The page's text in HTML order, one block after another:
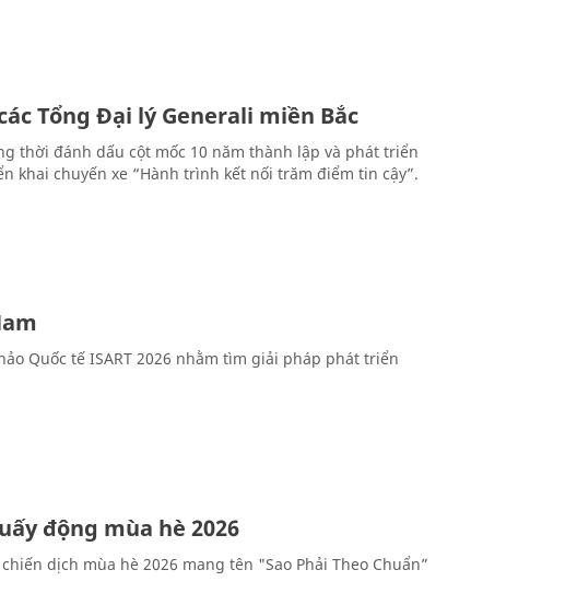
Tổng Đại lý Generali miền Bắc
thời đánh dấu cột mốc 10 năm thành lập và phát triển
khai chuyến xe “Hành trình kết nối trăm điểm tin cậy”.
Quốc tế ISART 2026 nhằm tìm giải pháp phát triển
động mùa hè 2026
dịch mùa hè 2026 mang tên "Sao Phải Theo Chuẩn”